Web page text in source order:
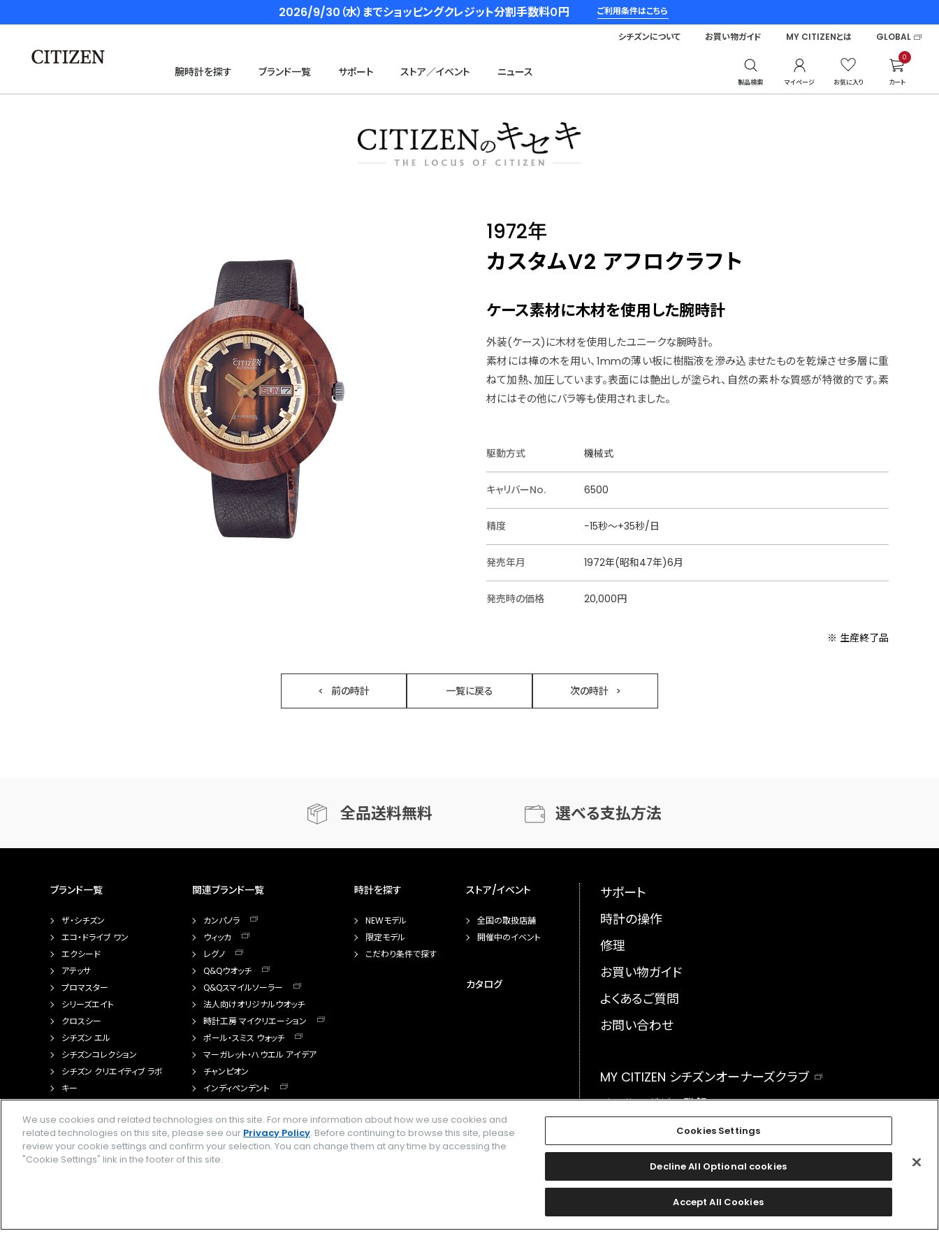
2026/9/30（水）までショッピングクレジット分割手数料０円 ご利用条件はこちら
腕時計を探す ブランド一覧 サポート ストア／イベント ニュース
製品検索 マイページ お気に入り
0
カート
シチズンについて お買い物ガイド MY CITIZENとは GLOBAL
1972年
カスタムV2 アフロクラフト
ケース素材に木材を使用した腕時計
外装(ケース)に木材を使用したユニークな腕時計。
素材には樺の木を用い、1mmの薄い板に樹脂液を滲み込ませたものを乾燥させ多層に重
ねて加熱、加圧しています。表面には艶出しが塗られ、自然の素朴な質感が特徴的です。素
材にはその他にバラ等も使用されました。
駆動方式 機械式
キャリバーNo. 6500
精度 −15秒〜+35秒/日
発売年月 1972年(昭和47年)6月
発売時の価格 20,000円
※ 生産終了品
前の時計 一覧に戻る 次の時計
全品送料無料 選べる支払方法
ブランド一覧
ザ・シチズン
エコ・ドライブ ワン
エクシード
アテッサ
プロマスター
シリーズエイト
クロスシー
シチズン エル
シチズンコレクション
シチズン クリエイティブ ラボ
キー
関連ブランド一覧
カンパノラ
ウィッカ
レグノ
Q&Qウオッチ
Q&Qスマイルソーラー
法人向けオリジナルウオッチ
時計工房 マイクリエーション
ポール・スミス ウォッチ
マーガレット・ハウエル アイデア
チャンピオン
インディペンデント
時計を探す
NEWモデル
限定モデル
こだわり条件で探す
ストア/イベント
全国の取扱店舗
開催中のイベント
カタログ
サポート
時計の操作
修理
お買い物ガイド
よくあるご質問
お問い合わせ
MY CITIZEN シチズンオーナーズクラブ
メールマガジン登録
facebookinstagramtwitter
We use cookies and related technologies on this site. For more information about how we use cookies and
related technologies on this site, please see our Privacy Policy. Before continuing to browse this site, please
review your cookie settings and confirm your selection. You can change them at any time by accessing the
"Cookie Settings" link in the footer of this site.
Cookies Settings
Decline All Optional cookies
Accept All Cookies